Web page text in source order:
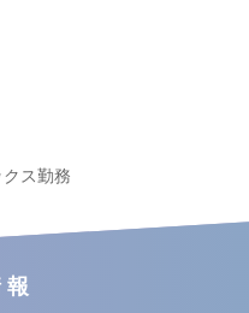
ス勤務